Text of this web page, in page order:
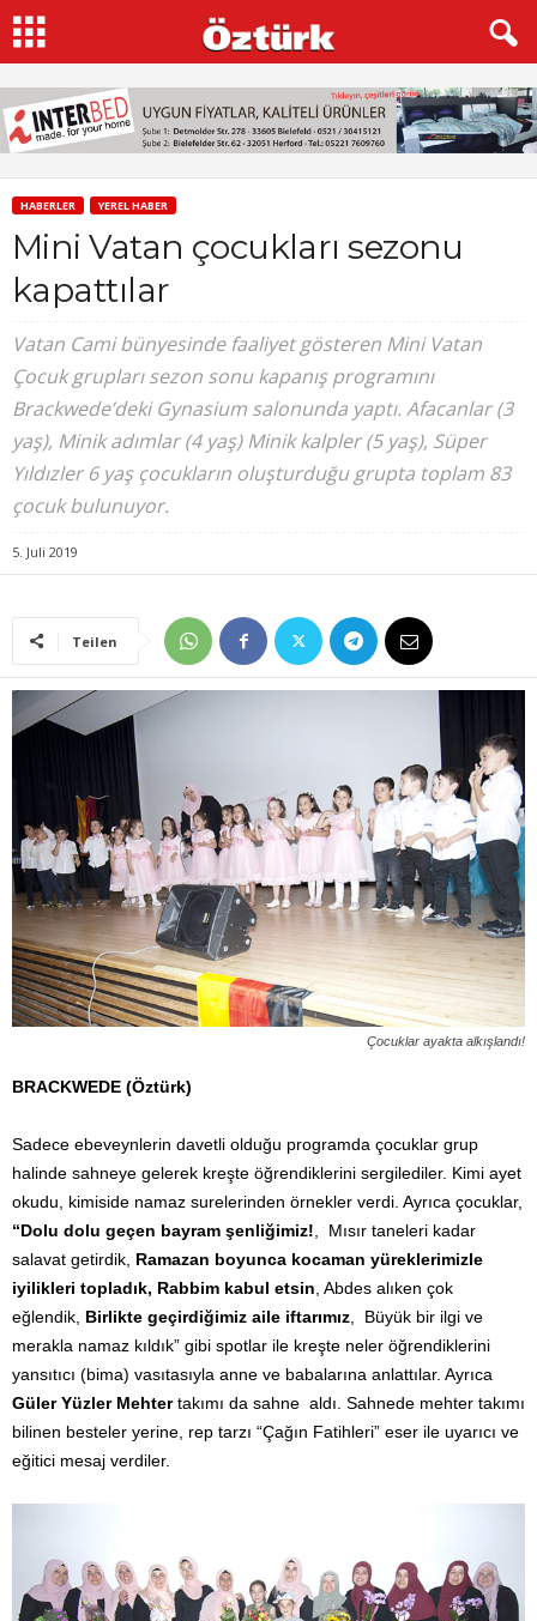
HABERLER YEREL HABER
Mini Vatan çocukları sezonu
kapattılar
Vatan Cami bünyesinde faaliyet gösteren Mini Vatan
Çocuk grupları sezon sonu kapanış programını
Brackwede’deki Gynasium salonunda yaptı. Afacanlar (3
yaş), Minik adımlar (4 yaş) Minik kalpler (5 yaş), Süper
Yıldızler 6 yaş çocukların oluşturduğu grupta toplam 83
çocuk bulunuyor.
5. Juli 2019
Teilen
Çocuklar ayakta alkışlandı!
BRACKWEDE (Öztürk)
Sadece ebeveynlerin davetli olduğu programda çocuklar grup
halinde sahneye gelerek kreşte öğrendiklerini sergilediler. Kimi ayet
okudu, kimiside namaz surelerinden örnekler verdi. Ayrıca çocuklar,
“Dolu dolu geçen bayram şenliğimiz! , Mısır taneleri kadar
salavat getirdik, Ramazan boyunca kocaman yüreklerimizle
iyilikleri topladık, Rabbim kabul etsin , Abdes alıken çok
eğlendik, Birlikte geçirdiğimiz aile iftarımız , Büyük bir ilgi ve
merakla namaz kıldık” gibi spotlar ile kreşte neler öğrendiklerini
yansıtıcı (bima) vasıtasıyla anne ve babalarına anlattılar. Ayrıca
Güler Yüzler Mehtertakımı da sahne aldı. Sahnede mehter takımı
bilinen besteler yerine, rep tarzı “Çağın Fatihleri” eser ile uyarıcı ve
eğitici mesaj verdiler.